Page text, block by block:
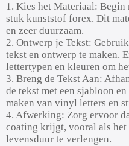
1. Kies het Materiaal: Begin
stuk kunststof forex. Dit
en zeer duurzaam.
2. Ontwerp je Tekst:
tekst en ontwerp te maken.
lettertypen en kleuren om
3. Breng de Tekst Aan:
de tekst met een sjabloon
maken van vinyl letters en
4. Afwerking: Zorg ervoor
coating krijgt, vooral als
levensduur te verlengen.